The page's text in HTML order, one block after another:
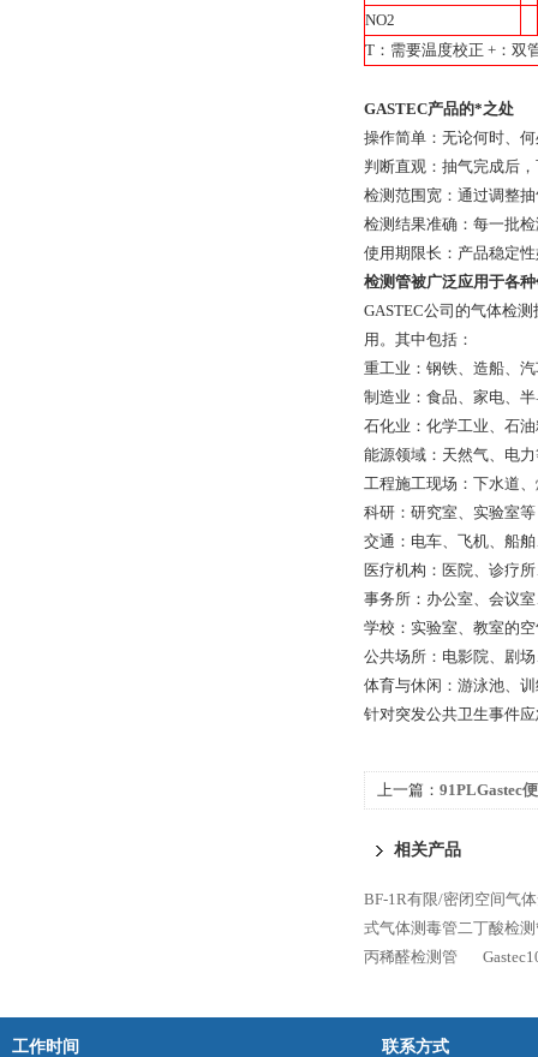
NO2
T：需要温度校正 +：双
GASTEC产品的*之处
操作简单：无论何时、
判断直观：抽气完成后
检测范围宽：通过调整
检测结果准确：每一批
使用期限长：产品稳定
检测管被广泛应用于各
GASTEC公司 的气体检
用。其中包括：
重工业：钢铁、造船、
制造业：食品、家电、
石化业：化学工业、石
能源领域：天然气、电
工程施工现场：下水道
科研：研究室、实验室等
交通：电车、飞机、船
医疗机构：医院、诊疗
事务所：办公室、会议
学校：实验室、教室的
公共场所：电影院、剧
体育与休闲：游泳池、
针对突发公共卫生事件
上一篇： 91PLGastec
相关产品
BF-1R有限/密闭空间气
式气体测毒管二丁酸检
丙稀醛检测管
工作时间 联系方式